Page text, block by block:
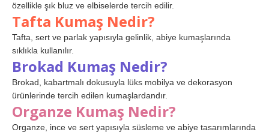
özellikle şık bluz ve elbiselerde tercih edilir.
Tafta Kumaş Nedir?
Tafta, sert ve parlak yapısıyla gelinlik, abiye kumaşlarında
sıklıkla kullanılır.
Brokad Kumaş Nedir?
Brokad, kabartmalı dokusuyla lüks mobilya ve dekorasyon
ürünlerinde tercih edilen kumaşlardandır.
Organze Kumaş Nedir?
Organze, ince ve sert yapısıyla süsleme ve abiye tasarımlarında